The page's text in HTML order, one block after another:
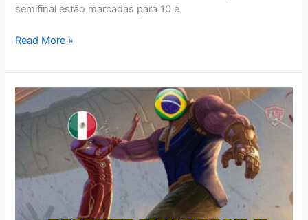
semifinal estão marcadas para 10 e
TABELA
JOGOS
DA
COPA
QUARTAS
Read More »